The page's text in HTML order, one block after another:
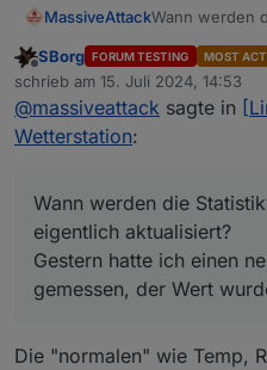
MassiveAttackWann werden
Gestern hatte
Rekordwert
nicht
Offline
SBorg FORUM TESTING MOST
schrieb am 15. Juli 2024, 14:53
zuletzt editiert von
@massiveattack sagte in
Wetterstation:
Wann werden die
eigentlich aktualisiert?
Gestern hatte ich einen
gemessen, der Wert
Die "normalen" wie Temp,